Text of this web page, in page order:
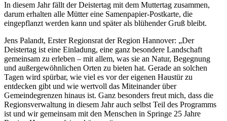
In diesem Jahr fällt der Deistertag mit dem Muttertag zusammen,
darum erhalten alle Mütter eine Samenpapier-Postkarte, die
eingepflanzt werden kann und später als blühender Gruß bleibt.
Jens Palandt, Erster Regionsrat der Region Hannover: „Der
Deistertag ist eine Einladung, eine ganz besondere Landschaft
gemeinsam zu erleben – mit allem, was sie an Natur, Begegnung
und außergewöhnlichen Orten zu bieten hat. Gerade an solchen
Tagen wird spürbar, wie viel es vor der eigenen Haustür zu
entdecken gibt und wie wertvoll das Miteinander über
Gemeindegrenzen hinaus ist. Ganz besonders freut mich, dass die
Regionsverwaltung in diesem Jahr auch selbst Teil des Programms
ist und wir gemeinsam mit den Menschen in Springe 25 Jahre